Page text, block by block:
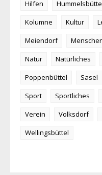
Hilfen
Kolumne
Kultur
Meiendorf
Natur
Natürliches
Poppenbüttel
Sasel
Sport
Sportliches
Verein
Volksdorf
Wellingsbüttel